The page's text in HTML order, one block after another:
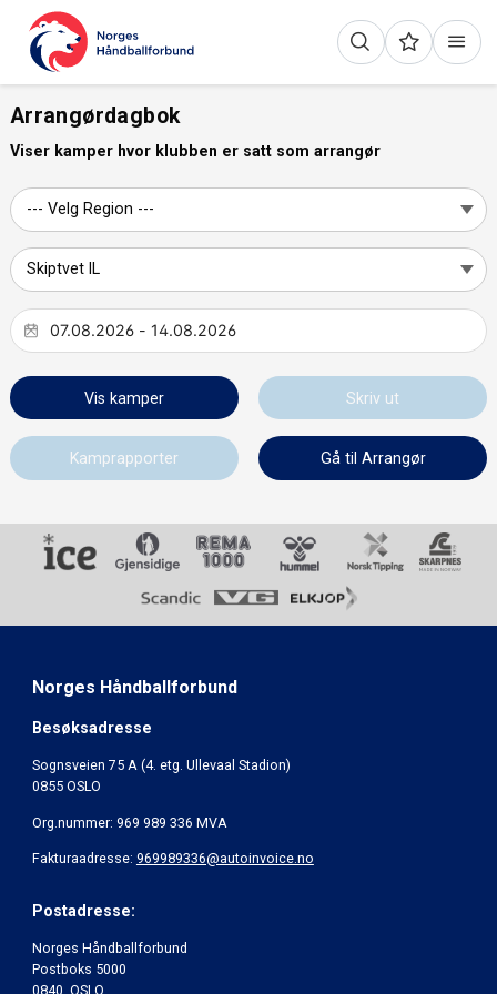
Arrangørdagbok
Viser kamper hvor klubben er satt som arrangør
Vis kamper Skriv ut
Kamprapporter Gå til Arrangør
Norges Håndballforbund
Besøksadresse
Sognsveien 75 A (4. etg. Ullevaal Stadion)
0855 OSLO
Org.nummer: 969 989 336 MVA
Fakturaadresse: 969989336@autoinvoice.no
Postadresse:
Norges Håndballforbund
Postboks 5000
0840 OSLO